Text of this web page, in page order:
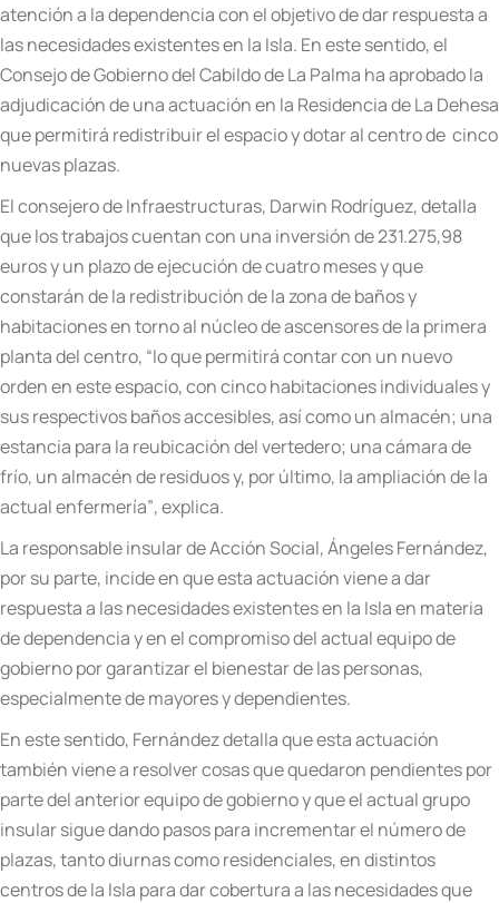
atención a la dependencia con el objetivo de dar respuesta a
las necesidades existentes en la Isla. En este sentido, el
Consejo de Gobierno del Cabildo de La Palma ha aprobado la
adjudicación de una actuación en la Residencia de La Dehesa
que permitirá redistribuir el espacio y dotar al centro de cinco
nuevas plazas.
El consejero de Infraestructuras, Darwin Rodríguez, detalla
que los trabajos cuentan con una inversión de 231.275,98
euros y un plazo de ejecución de cuatro meses y que
constarán de la redistribución de la zona de baños y
habitaciones en torno al núcleo de ascensores de la primera
planta del centro, “lo que permitirácontar con un nuevo
orden en este espacio, con cinco habitaciones individuales y
sus respectivos baños accesibles, asícomo un almacén; una
estancia para la reubicación del vertedero; una cámara de
frío, un almacén de residuos y, porúltimo, la ampliación de la
actual enfermería”, explica.
La responsable insular de Acción Social,Ángeles Fernández,
por su parte, incide en que esta actuación viene a dar
respuesta a las necesidades existentes en la Isla en materia
de dependencia y en el compromiso del actual equipo de
gobierno por garantizar el bienestar de las personas,
especialmente de mayores y dependientes.
En este sentido, Fernández detalla que esta actuación
también viene a resolver cosas que quedaron pendientes por
parte del anterior equipo de gobierno y que el actual grupo
insular sigue dando pasos para incrementar el número de
plazas, tanto diurnas como residenciales, en distintos
centros de la Isla para dar cobertura a las necesidades que